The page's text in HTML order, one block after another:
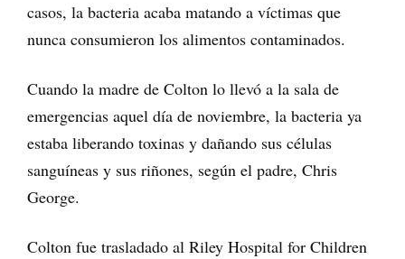
casos, la bacteria acaba matando a víctimas que
nunca consumieron los alimentos contaminados.
Cuando la madre de Colton lo llevó a la sala de
emergencias aquel día de noviembre, la bacteria ya
estaba liberando toxinas y dañando sus células
sanguíneas y sus riñones, según el padre, Chris
George.
Colton fue trasladado al Riley Hospital for Children